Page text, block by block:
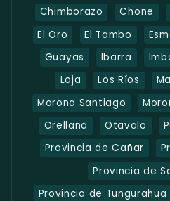
Chimborazo Chone
El Oro
El Tambo
Guayas
Ibarra
Loja
Los Ríos
Morona Santiago
Orellana
Otavalo
Provincia de Cañar
Provincia de
Provincia de Tungurahua